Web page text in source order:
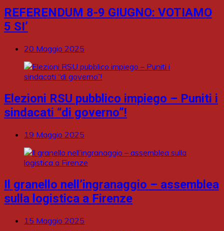
REFERENDUM 8-9 GIUGNO: VOTIAMO
5 SI’
20 Maggio 2025
Elezioni RSU pubblico impiego – Puniti i
sindacati “di governo”!
19 Maggio 2025
Il granello nell’ingranaggio – assemblea
sulla logistica a Firenze
15 Maggio 2025